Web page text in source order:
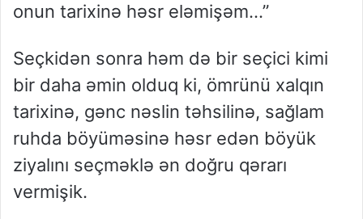
onun tarixinə həsr eləmişəm…”
Seçkidən sonra həm də bir seçici kimi
bir daha əmin olduq ki, ömrünü xalqın
tarixinə, gənc nəslin təhsilinə, sağlam
ruhda böyüməsinə həsr edən böyük
ziyalını seçməklə ən doğru qərarı
vermişik.